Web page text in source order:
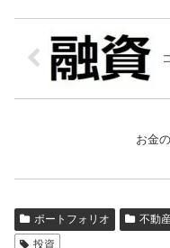
お金
ポートフォリオ 不動
投資